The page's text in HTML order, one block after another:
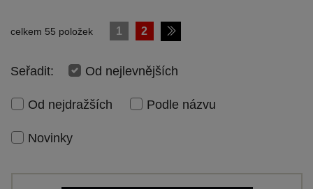
Seřadit: Od nejlevnějších
Od nejdražších Podle názvu
Novinky
celkem 55 položek 1 2